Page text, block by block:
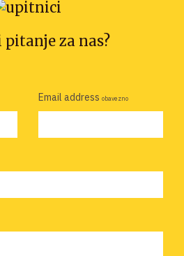
za nas?
Email address obavezno